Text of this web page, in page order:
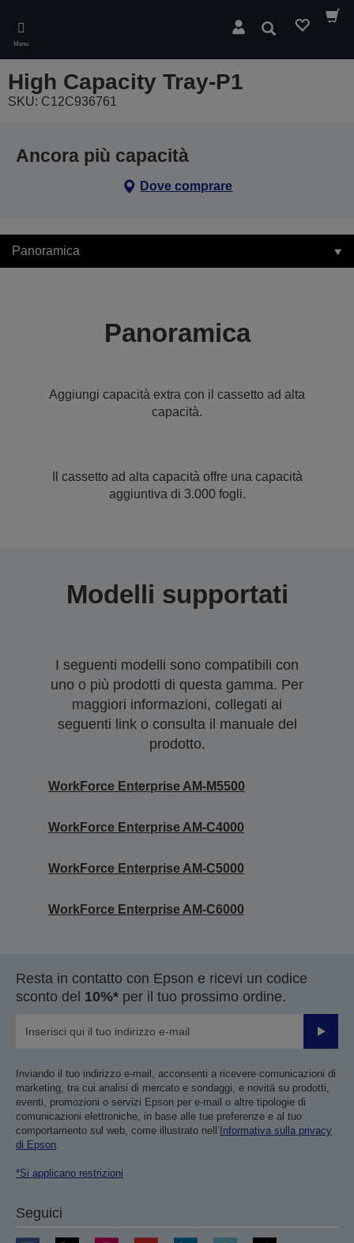
main
content
Menu
Cerca
High Capacity Tray-P1
SKU: C12C936761
Ancora più capacità
Dove comprare
Panoramica
Panoramica
Aggiungi capacità extra con il cassetto ad alta
capacità.
Il cassetto ad alta capacità offre una capacità
aggiuntiva di 3.000 fogli.
Modelli supportati
I seguenti modelli sono compatibili con
uno o più prodotti di questa gamma. Per
maggiori informazioni, collegati ai
seguenti link o consulta il manuale del
prodotto.
WorkForce Enterprise AM-M5500
WorkForce Enterprise​ AM-C4000​
WorkForce Enterprise​ AM-C5000​
WorkForce Enterprise​ AM-C6000​
Resta in contatto con Epson e ricevi un codice
sconto del 10%* per il tuo prossimo ordine.
Invia
Inviando il tuo indirizzo e-mail, acconsenti a ricevere comunicazioni di
marketing, tra cui analisi di mercato e sondaggi, e novità su prodotti,
eventi, promozioni o servizi Epson per e-mail o altre tipologie di
comunicazioni elettroniche, in base alle tue preferenze e al tuo
comportamento sul web, come illustrato nell’ Informativa sulla privacy
di Epson.
*Si applicano restrizioni
Seguici